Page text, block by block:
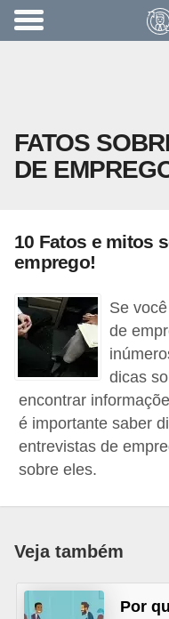
FATOS
DE
10 Fatos e mitos
emprego!
Se
de
dicas
encontrar
é importante saber
entrevistas de
sobre eles.
Veja também
Por
A
t
e
u
n
a
e
m
r
e
s
i
m